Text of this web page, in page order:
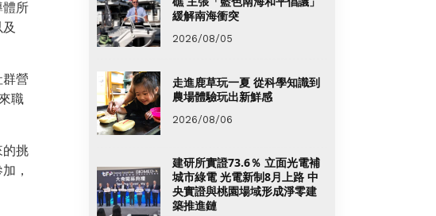
體所
群營
職
的挑
，
緩解南海衝突
2026/08/05
走進鹿草玩一夏 從科學知識到
農場體驗玩出新鮮感
2026/08/06
建研所實證73.6％ 立面光電補
城市綠電 光電新制8月上路 中
央實證與桃園場域形成淨零建
築推進鏈